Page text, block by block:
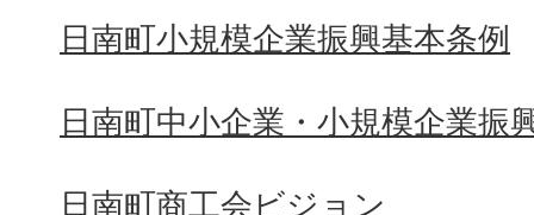
日南町小規模企業振興基本条例
日南町中小企業・小規模企業振
日南町商工会ビジョン